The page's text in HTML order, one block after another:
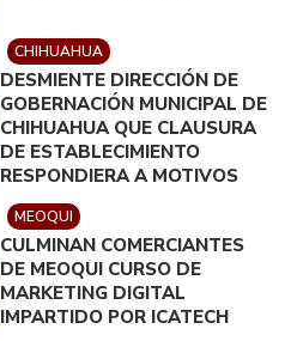
CHIHUAHUA
DESMIENTE DIRECCIÓN DE
GOBERNACIÓN MUNICIPAL DE
CHIHUAHUA QUE CLAUSURA
DE ESTABLECIMIENTO
RESPONDIERA A MOTIVOS
POLÍTICOS
MEOQUI
CULMINAN COMERCIANTES
DE MEOQUI CURSO DE
MARKETING DIGITAL
IMPARTIDO POR ICATECH